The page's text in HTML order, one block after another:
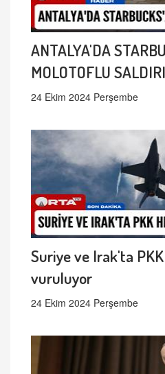
ANTALYA'DA
MOLOTOFLU SALDIRI
24 Ekim 2024 Perşembe
Suriye ve Irak'ta
vuruluyor
24 Ekim 2024 Perşembe